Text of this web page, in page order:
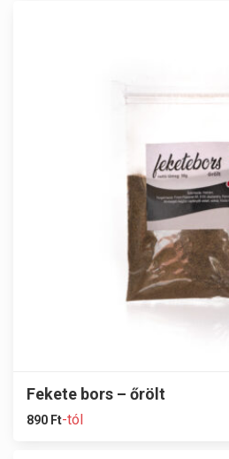
Fekete bors – őrölt
890 Ft-tól